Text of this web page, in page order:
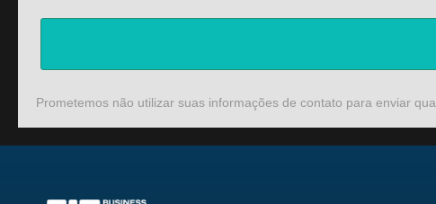
Prometemos não utilizar suas informações de contato para enviar